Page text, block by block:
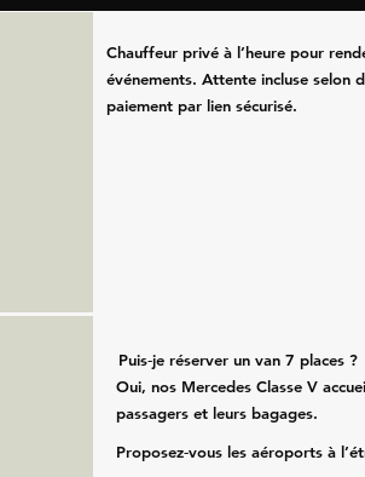
Chauffeur privé à l’heure pour
événements. Attente incluse selon
paiement par lien sécurisé.
Puis‑je réserver un van 7 places ?
Oui, nos Mercedes Classe V
passagers et leurs bagages.
Proposez‑vous les aéroports à